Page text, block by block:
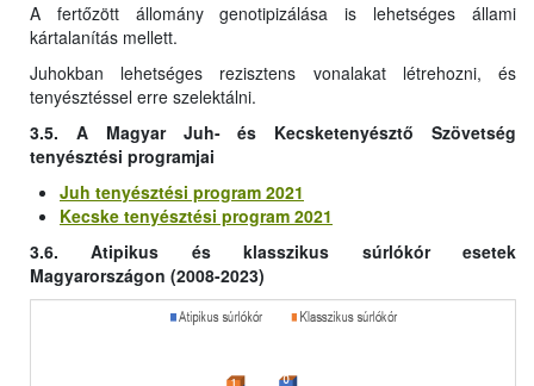
A fertőzött állomány genotipizálása is lehetséges állami
kártalanítás mellett.
Juhokban lehetséges rezisztens vonalakat létrehozni, és
tenyésztéssel erre szelektálni.
3.5. A Magyar Juh- és Kecsketenyésztő Szövetség
tenyésztési programjai
Juh tenyésztési program 2021
Kecske tenyésztési program 2021
3.6. Atipikus és klasszikus súrlókór esetek
Magyarországon (2008-2023)